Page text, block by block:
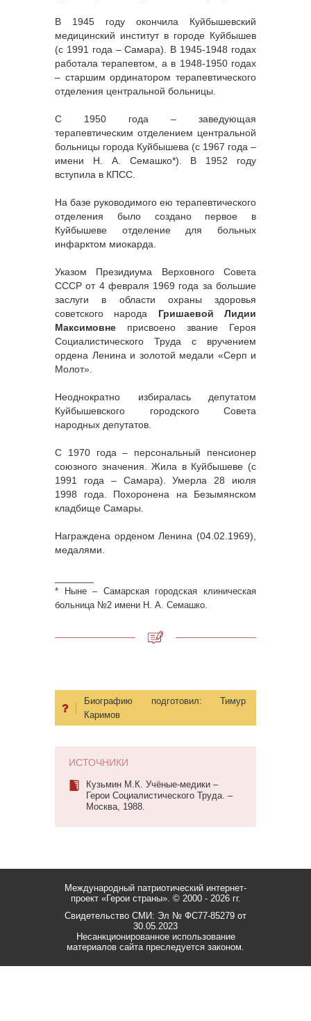
В 1945 году окончила Куйбышевский
медицинский институт в городе Куйбышев
(с 1991 года – Самара). В 1945-1948 годах
работала терапевтом, а в 1948-1950 годах
– старшим ординатором терапевтического
отделения центральной больницы.
С 1950 года – заведующая
терапевтическим отделением центральной
больницы города Куйбышева (с 1967 года –
имени Н. А. Семашко*). В 1952 году
вступила в КПСС.
На базе руководимого ею терапевтического
отделения было создано первое в
Куйбышеве отделение для больных
инфарктом миокарда.
Указом Президиума Верховного Совета
СССР от 4 февраля 1969 года за большие
заслуги в области охраны здоровья
советского народа Гришаевой Лидии
Максимовне присвоено звание Героя
Социалистического Труда с вручением
ордена Ленина и золотой медали «Серп и
Молот».
Неоднократно избиралась депутатом
Куйбышевского городского Совета
народных депутатов.
С 1970 года – персональный пенсионер
союзного значения. Жила в Куйбышеве (с
1991 года – Самара). Умерла 28 июля
1998 года. Похоронена на Безымянском
кладбище Самары.
Награждена орденом Ленина (04.02.1969),
медалями.
* Ныне – Самарская городская клиническая
больница №2 имени Н. А. Семашко.
Биографию подготовил: Тимур
Каримов
ИСТОЧНИКИ
Кузьмин М.К. Учёные-медики –
Герои Социалистического Труда. –
Москва, 1988.
Международный патриотический интернет-
проект «Герои страны». © 2000 - 2026 гг.
Свидетельство СМИ: Эл № ФС77-85279 от
30.05.2023
Несанкционированное использование
материалов сайта преследуется законом.